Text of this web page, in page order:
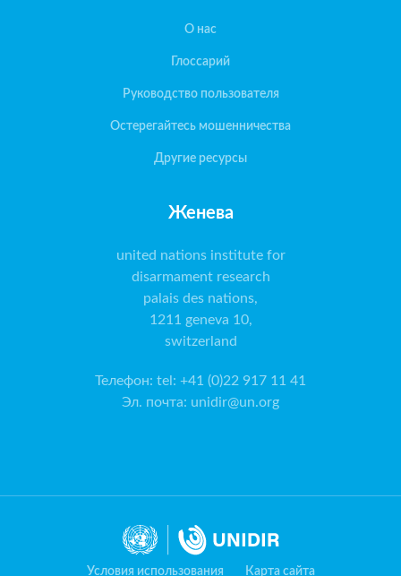
О нас
Глоссарий
Руководство пользователя
Остерегайтесь мошенничества
Другие ресурсы
Женева
united nations institute for
disarmament research
palais des nations,
1211 geneva 10,
switzerland
Телефон: tel: +41 (0)22 917 11 41
Эл. почта: unidir@un.org
Условия использования Карта сайта